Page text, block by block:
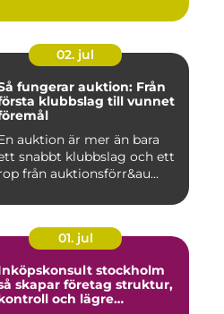
02. jul
fungerar auktion: Från
klubbslag till vunnet
auktion är mer än bara
snabbt klubbslag och ett
från auktionsförr&au...
01. jul
stockholm
skapar företag struktur,
och lägre